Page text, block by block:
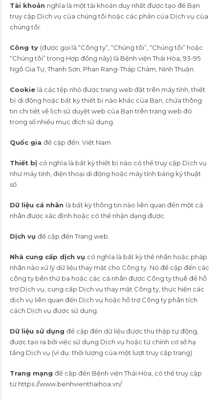
Tài khoản nghĩa là một tài khoản duy nhất được tạo để Bạn
truy cập Dịch vụ của chúng tôi hoặc các phần của Dịch vụ của
chúng tôi.
Công ty (được gọi là “Công ty”, “Chúng tôi”, “Chúng tôi” hoặc
“Chúng tôi” trong Hợp đồng này) là Bệnh viện Thái Hòa, 93-95
Ngô Gia Tự, Thanh Sơn, Phan Rang-Tháp Chàm, Ninh Thuận.
Cookie là các tệp nhỏ được trang web đặt trên máy tính, thiết
bị di động hoặc bất kỳ thiết bị nào khác của Bạn, chứa thông
tin chi tiết về lịch sử duyệt web của Bạn trên trang web đó
trong số nhiều mục đích sử dụng.
Quốc gia đề cập đến: Việt Nam
Thiết bị có nghĩa là bất kỳ thiết bị nào có thể truy cập Dịch vụ
như máy tính, điện thoại di động hoặc máy tính bảng kỹ thuật
số.
Dữ liệu cá nhân là bất kỳ thông tin nào liên quan đến một cá
nhân được xác định hoặc có thể nhận dạng được.
Dịch vụ đề cập đến Trang web.
Nhà cung cấp dịch vụ có nghĩa là bất kỳ thể nhân hoặc pháp
nhân nào xử lý dữ liệu thay mặt cho Công ty. Nó đề cập đến các
công ty bên thứ ba hoặc các cá nhân được Công ty thuê để hỗ
trợ Dịch vụ, cung cấp Dịch vụ thay mặt Công ty, thực hiện các
dịch vụ liên quan đến Dịch vụ hoặc hỗ trợ Công ty phân tích
cách Dịch vụ được sử dụng.
Dữ liệu sử dụng đề cập đến dữ liệu được thu thập tự động,
được tạo ra bởi việc sử dụng Dịch vụ hoặc từ chính cơ sở hạ
tầng Dịch vụ (ví dụ: thời lượng của một lượt truy cập trang).
Trang mạng đề cập đến Bệnh viện Thái Hòa, có thể truy cập
từ https://www.benhvienthaihoa.vn/